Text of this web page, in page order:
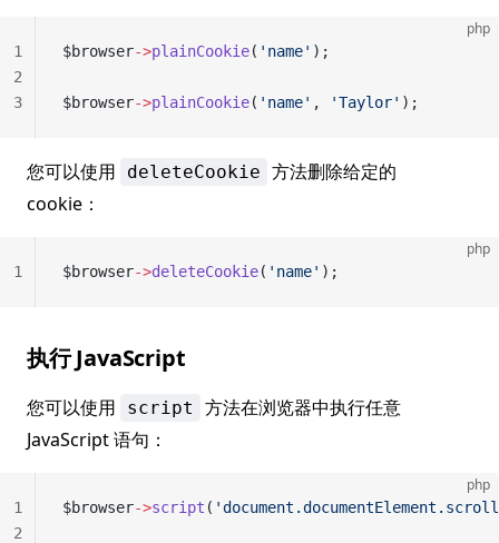
php
$browser->plainCookie( 'name' );
$browser->plainCookie( 'name' , 'Taylor' );
1
2
3
您可以使用 deleteCookie 方法删除给定的
cookie：
php
$browser->deleteCookie( 'name' );
1
执行 JavaScript
您可以使用 script
方法在浏览器中执行任意
JavaScript 语句：
php
$browser->script (
1
2